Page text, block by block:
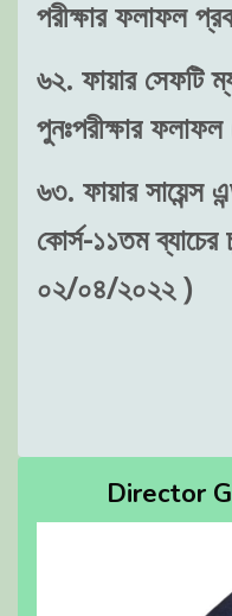
পরীক্ষার ফলাফল
৬২. ফায়ার সেফটি
পুনঃপরীক্ষার
৬৩. ফায়ার সায়েন্স
কোর্স-১১তম
০২/০৪/২০২২ )
Director